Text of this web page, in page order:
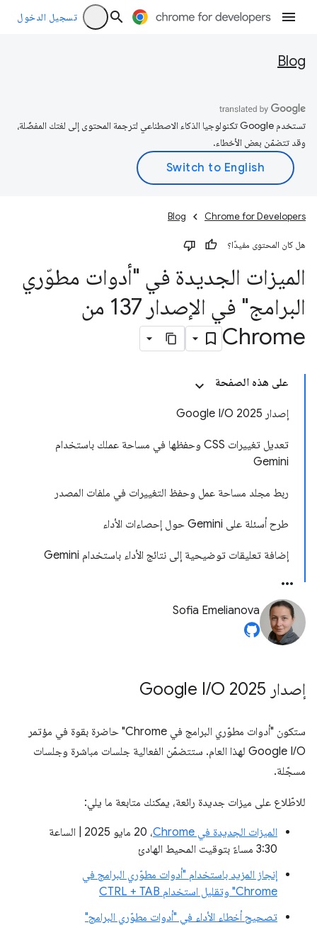
تسجيل الدخول
Blog
تستخدم Google تكنولوجيا الذكاء الاصطناعي لترجمة المحتوى إلى لغتك المفضّلة،
وقد تتضمّن بعض الأخطاء.
Chrome for Developers
Blog
هل كان المحتوى مفيدًا؟
الميزات الجديدة في "أدوات مطوّري
البرامج" في الإصدار 137 من
Chrome
على هذه الصفحة
إصدار Google I/O 2025
تعديل تغييرات CSS وحفظها في مساحة عملك باستخدام
Gemini
ربط مجلد مساحة عمل وحفظ التغييرات في ملفات المصدر
طرح أسئلة على Gemini حول إحصاءات الأداء
إضافة تعليقات توضيحية إلى نتائج الأداء باستخدام Gemini
Sofia Emelianova
إصدار Google I /O 2025
ستكون "أدوات مطوّري البرامج في Chrome" حاضرة بقوة في مؤتمر
Google I/O لهذا العام. ستتضمّن الفعالية جلسات مباشرة وجلسات
مسجّلة.
للاطّلاع على ميزات جديدة رائعة، يمكنك متابعة ما يلي:
الميزات الجديدة في Chrome
، ‏20 مايو 2025 | الساعة
3:30 مساءً بتوقيت المحيط الهادئ
إنجاز المزيد باستخدام "أدوات مطوّري البرامج في
Chrome" وتقليل استخدام CTRL + TAB
تصحيح أخطاء الأداء في "أدوات مطوّري البرامج"